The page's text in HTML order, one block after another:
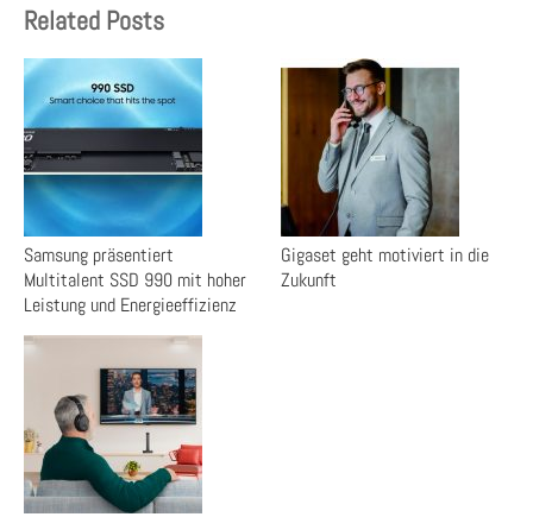
Related Posts
Samsung präsentiert
Multitalent SSD 990 mit hoher
Leistung und Energieeffizienz
Gigaset geht motiviert in die
Zukunft